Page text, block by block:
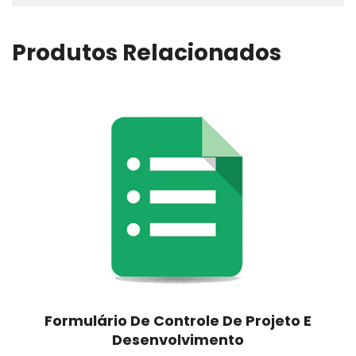
Produtos Relacionados
Formulário De Controle De Projeto E
Desenvolvimento